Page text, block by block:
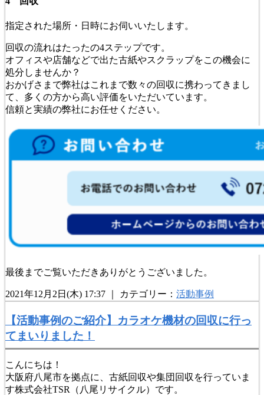
指定された場所・日時にお伺いいたします。
回収の流れはたったの4ステップです。
オフィスや店舗などで出た古紙やスクラップをこの機会に
処分しませんか？
おかげさまで弊社はこれまで数々の回収に携わってきまし
て、多くの方から高い評価をいただいています。
信頼と実績の弊社にお任せください。
最後までご覧いただきありがとうございました。
2021年12月2日(木) 17:37 ｜ カテゴリー： 活動事例
【活動事例のご紹介】カラオケ機材の回収に行っ
てまいりました！
こんにちは！
大阪府八尾市を拠点に、古紙回収や集団回収を行っていま
す株式会社TSR（八尾リサイクル）です。